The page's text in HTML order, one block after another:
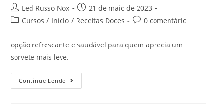
Led Russo Nox
21 de maio de 2023
Cursos / Início / Receitas Doces 0 comentário
opção refrescante e saudável para quem aprecia um
sorvete mais leve.
Continue Lendo